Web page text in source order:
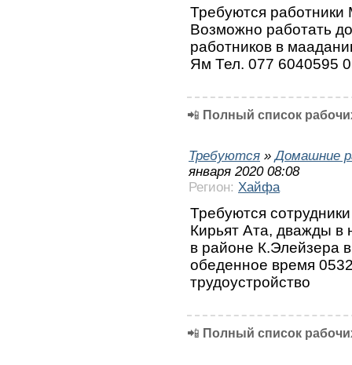
Требуются
Возможно работать
работников в
Ям Тел. 077 6040595
📲 Полный список
Требуются »Домашние
января 2020 08:08
Регион: Хайфа
Требуются
Кирьят Ата, дважды в
в районе К.Элейзера
обеденное время
трудоустройство
📲 Полный список